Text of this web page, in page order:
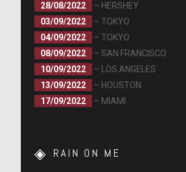
28/08/2022
– HERSHEY
03/09/2022
– TOKYO
04/09/2022
– TOKYO
08/09/2022
– SAN FRANCISCO
10/09/2022
– LOS ANGELES
13/09/2022
– HOUSTON
17/09/2022
– MIAMI
RAIN ON ME